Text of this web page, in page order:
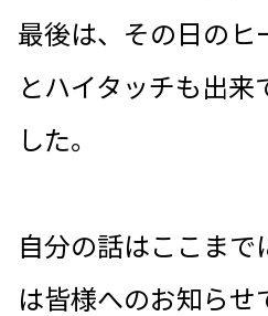
最後は、その日のヒ
とハイタッチも出来
した。
自分の話はここまで
は皆様へのお知らせ